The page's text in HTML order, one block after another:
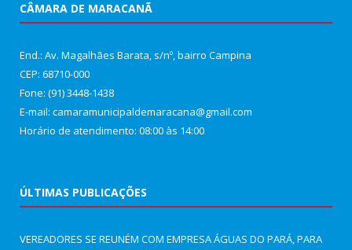
CÂMARA DE MARACANÃ
End.: Av. Magalhães Barata, s/nº, bairro Campina
CEP: 68710-000
Fone: (91) 3448-1438
E-mail: camaramunicipaldemaracana@gmail.com
Horário de atendimento: 08:00 às 14:00
ÚLTIMAS PUBLICAÇÕES
VEREADORES SE REUNÉM COM EMPRESA ÁGUAS DO PARÁ, PARA